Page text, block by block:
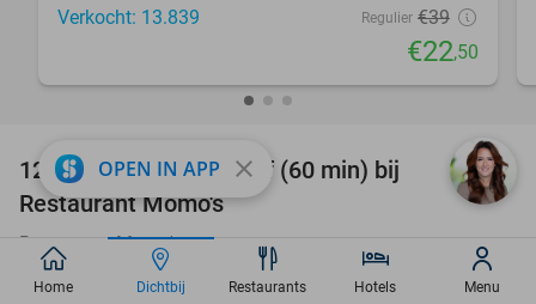
Verkocht: 13.839 Regulier €39
€22,50
31%
12-uurtje + evt. minigolf (60 min) bij
Restaurant Momo's
Restaurant Momo's 9.8
Warmenhuizen 11 min.
OPEN IN APP close
Home Dichtbij Restaurants Hotels Menu